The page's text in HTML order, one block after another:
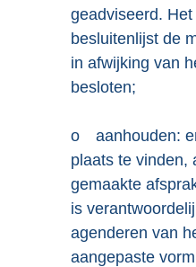
geadviseerd.
besluitenlijst de
in afwijking van
besloten;
o
aanhouden:
plaats te vinden,
gemaakte
is
agenderen van
aangepaste